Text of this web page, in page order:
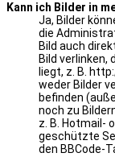
Kann ich Bilder in
Ja, Bilder
die
Bild auch
Bild
liegt, z. B.
weder Bilder
befinden
noch zu
z. B. Hotmail-
geschützte
den BBCode-